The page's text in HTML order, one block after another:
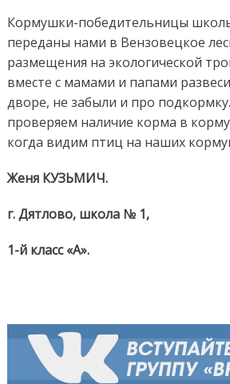
Кормушки-победительницы
переданы нами в Вензовецкое
размещения на экологической
вместе с мамами и папами
дворе, не забыли и про
проверяем наличие корма в
когда видим птиц на наших
Женя КУЗЬМИЧ.
г. Дятлово, школа № 1,
1-й класс «А».